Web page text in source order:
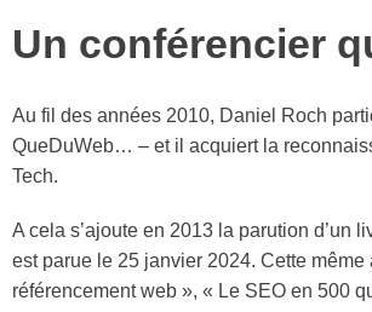
Un conférencier
Au fil des années 2010, Daniel Roch
QueDuWeb… – et il acquiert la
Tech.
A cela s’ajoute en 2013 la parution d’un
est parue le 25 janvier 2024. Cette
référencement web », « Le SEO en 500